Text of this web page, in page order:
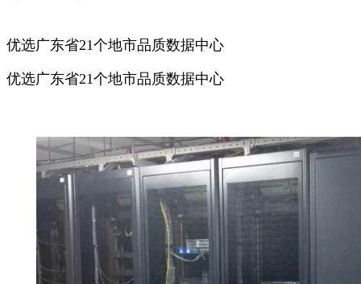
优选广东省21个地市品质数据中心
优选广东省21个地市品质数据中心